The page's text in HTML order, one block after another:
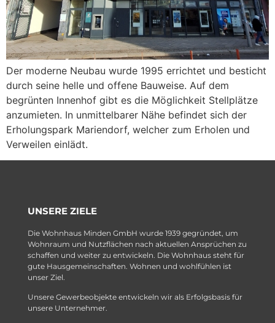
Der moderne Neubau wurde 1995 errichtet und besticht
durch seine helle und offene Bauweise. Auf dem
begrünten Innenhof gibt es die Möglichkeit Stellplätze
anzumieten. In unmittelbarer Nähe befindet sich der
Erholungspark Mariendorf, welcher zum Erholen und
Verweilen einlädt.
UNSERE ZIELE
Die Wohnhaus Minden GmbH wurde 1939 gegründet, um
Wohnraum und Nutzflächen nach aktuellen Ansprüchen zu
schaffen und weiter zu entwickeln. Die Wohnhaus steht für
gute Hausgemeinschaften. Wohnen und wohlfühlen ist
unser Ziel.
Unsere Gewerbeobjekte entwickeln wir als Erfolgsbasis für
unsere Unternehmer.